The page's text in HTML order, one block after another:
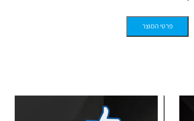
פרטי המוצר